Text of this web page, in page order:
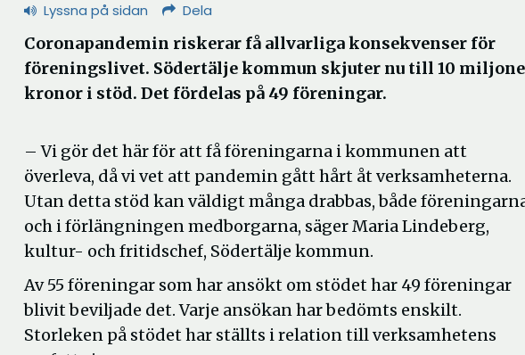
Lyssna på sidan Dela
Coronapandemin riskerar få allvarliga konsekvenser för
föreningslivet. Södertälje kommun skjuter nu till 10
kronor i stöd. Det fördelas på 49 föreningar.
– Vi gör det här för att få föreningarna i kommunen att
överleva, då vi vet att pandemin gått hårt åt verksamheterna.
Utan detta stöd kan väldigt många drabbas, både
och i förlängningen medborgarna, säger Maria Lindeberg,
kultur- och fritidschef, Södertälje kommun.
Av 55 föreningar som har ansökt om stödet har 49 föreningar
blivit beviljade det. Varje ansökan har bedömts enskilt.
Storleken på stödet har ställts i relation till verksamhetens